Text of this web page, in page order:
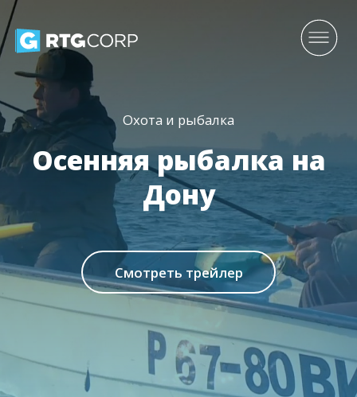
Охота и рыбалка
Осенняя рыбалка на
Дону
Смотреть трейлер